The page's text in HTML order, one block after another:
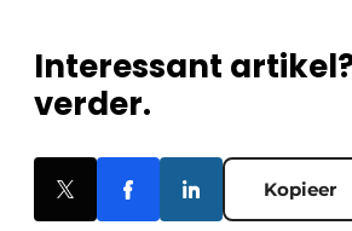
Interessant
verder.
Kopieer